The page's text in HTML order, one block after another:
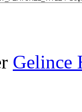
Gelince